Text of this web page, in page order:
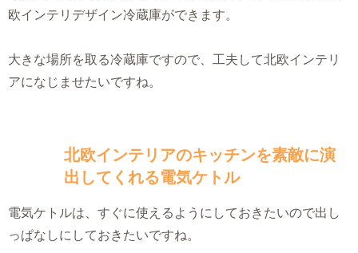
欧インテリデザイン冷蔵庫ができます。
大きな場所を取る冷蔵庫ですので、工夫して北欧インテリ
アになじませたいですね。
北欧インテリアのキッチンを素敵に演
出してくれる電気ケトル
電気ケトルは、すぐに使えるようにしておきたいので出し
っぱなしにしておきたいですね。